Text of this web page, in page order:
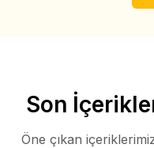
Son
Öne çıkan